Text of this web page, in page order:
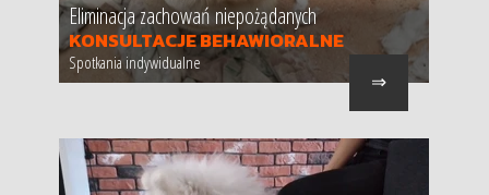
⇒
Eliminacja zachowań niepożądanych
KONSULTACJE BEHAWIORALNE
Spotkania indywidualne